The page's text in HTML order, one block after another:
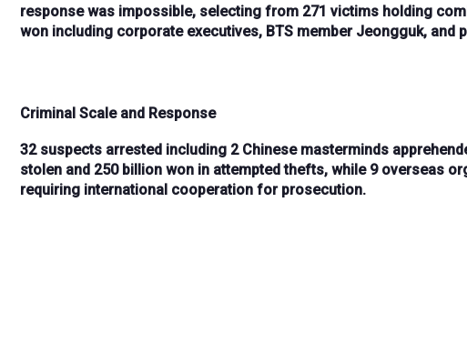
response was impossible, selecting from 271 victims holding
won including corporate executives, BTS member Jeongguk, and
Criminal Scale and Response
32 suspects arrested including 2 Chinese masterminds
stolen and 250 billion won in attempted thefts, while 9 overseas
requiring international cooperation for prosecution.